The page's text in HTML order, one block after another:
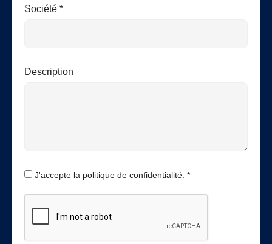
Société *
Description
J'accepte la politique de confidentialité. *